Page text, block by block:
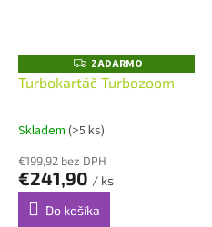
Z
A
D
M
ZADARMO
Turbokartáč Turbozoom
Skladem (>5 ks)
€199,92 bez DPH
€241,90 / ks
Do košíka